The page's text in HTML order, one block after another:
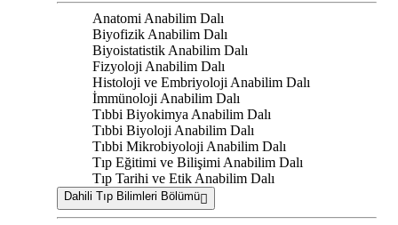
Anatomi Anabilim Dalı
Biyofizik Anabilim Dalı
Biyoistatistik Anabilim Dalı
Fizyoloji Anabilim Dalı
Histoloji ve Embriyoloji Anabilim Dalı
İmmünoloji Anabilim Dalı
Tıbbi Biyokimya Anabilim Dalı
Tıbbi Biyoloji Anabilim Dalı
Tıbbi Mikrobiyoloji Anabilim Dalı
Tıp Eğitimi ve Bilişimi Anabilim Dalı
Tıp Tarihi ve Etik Anabilim Dalı
Dahili Tıp Bilimleri Bölümü